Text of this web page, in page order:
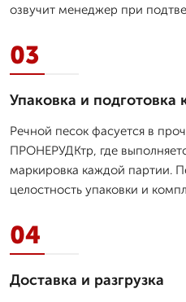
озвучит менеджер при
03
Упаковка и подготовка
Речной песок фасуется в
ПРОНЕРУДКтр, где
маркировка каждой партии.
целостность упаковки и
04
Доставка и разгрузка